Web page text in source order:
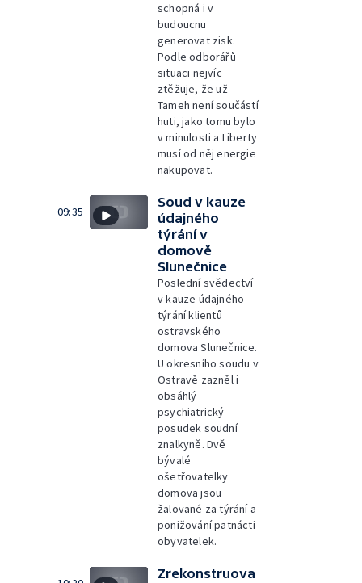
schopná i v
budoucnu
generovat zisk.
Podle odborářů
situaci nejvíc
ztěžuje, že už
Tameh není součástí
huti, jako tomu bylo
v minulosti a Liberty
musí od něj energie
nakupovat.
09:35
Soud v kauze
údajného
týrání v
domově
Slunečnice
Poslední svědectví
v kauze údajného
týrání klientů
ostravského
domova Slunečnice.
U okresního soudu v
Ostravě zazněl i
obsáhlý
psychiatrický
posudek soudní
znalkyně. Dvě
bývalé
ošetřovatelky
domova jsou
žalované za týrání a
ponižování patnácti
obyvatelek.
Zrekonstruova